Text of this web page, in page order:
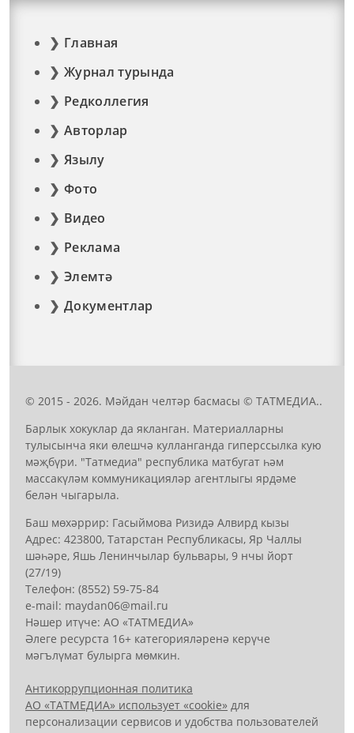
Главная
Журнал турында
Редколлегия
Авторлар
Язылу
Фото
Видео
Реклама
Элемтә
Документлар
© 2015 - 2026. Мәйдан челтәр басмасы © ТАТМЕДИА..
Барлык хокуклар да якланган. Материалларны
тулысынча яки өлешчә кулланганда гиперссылка кую
мәҗбүри. "Татмедиа" республика матбугат һәм
массакүләм коммуникацияләр агентлыгы ярдәме
белән чыгарыла.
Баш мөхәррир: Гасыймова Ризидә Алвирд кызы
Адрес: 423800, Татарстан Республикасы, Яр Чаллы
шәһәре, Яшь Ленинчылар бульвары, 9 нчы йорт
(27/19)
Телефон: (8552) 59-75-84
е-mail: mауdаn06@mail.гu
Нәшер итүче: АО «ТАТМЕДИА»
Әлеге ресурста 16+ категорияләренә керүче
мәгълүмат булырга мөмкин.
Антикоррупционная политика
АО «ТАТМЕДИА» использует «cookie» для
персонализации сервисов и удобства пользователей